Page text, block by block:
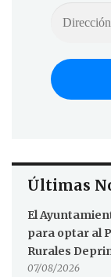
Últimas
El
para optar al
Rurales
07/08/2026